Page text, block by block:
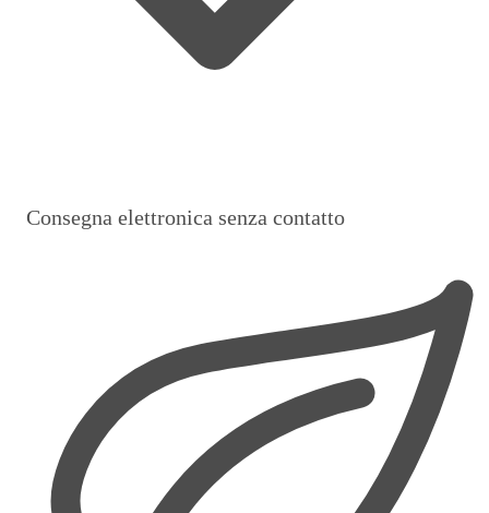
Consegna elettronica senza contatto